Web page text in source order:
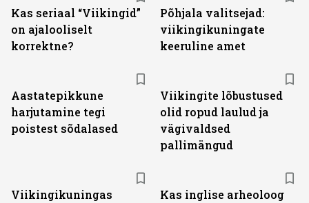
Kas seriaal “Viikingid”
on ajalooliselt
korrektne?
Põhjala valitsejad:
viikingikuningate
keeruline amet
Aastatepikkune
harjutamine tegi
poistest sõdalased
Viikingite lõbustused
olid ropud laulud ja
vägivaldsed
pallimängud
Viikingikuningas
Kas inglise arheoloog